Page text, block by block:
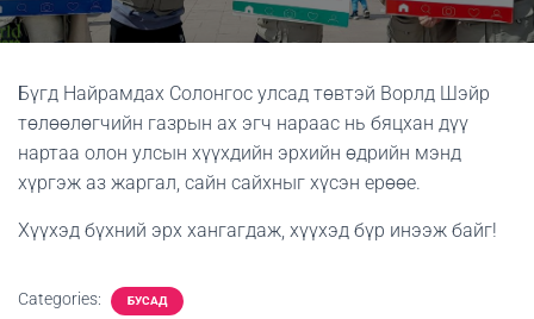
Бүгд Найрамдах Солонгос улсад төвтэй Ворлд Шэйр
төлөөлөгчийн газрын ах эгч нараас нь бяцхан дүү
нартаа олон улсын хүүхдийн эрхийн өдрийн мэнд
хүргэж аз жаргал, сайн сайхныг хүсэн ерөөе.
Хүүхэд бүхний эрх хангагдаж, хүүхэд бүр инээж байг!
Categories: БУСАД